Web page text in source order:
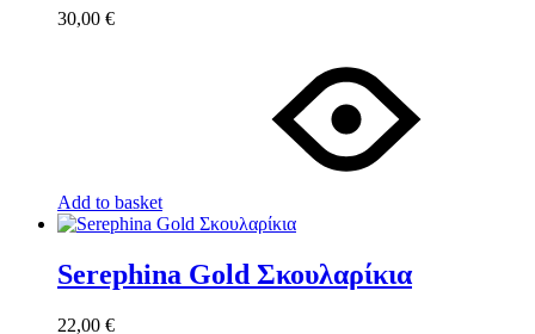
30,00 €
Add to basket
Serephina Gold Σκουλαρίκια
22,00 €